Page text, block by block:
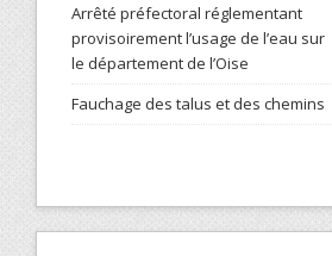
Arrêté préfectoral réglementant
provisoirement l’usage de l’eau sur
le département de l’Oise
Fauchage des talus et des chemins